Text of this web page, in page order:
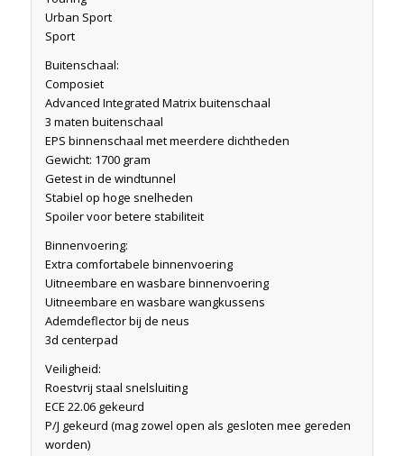
Urban Sport
Sport
Buitenschaal:
Composiet
Advanced Integrated Matrix buitenschaal
3 maten buitenschaal
EPS binnenschaal met meerdere dichtheden
Gewicht: 1700 gram
Getest in de windtunnel
Stabiel op hoge snelheden
Spoiler voor betere stabiliteit
Binnenvoering:
Extra comfortabele binnenvoering
Uitneembare en wasbare binnenvoering
Uitneembare en wasbare wangkussens
Ademdeflector bij de neus
3d centerpad
Veiligheid:
Roestvrij staal snelsluiting
ECE 22.06 gekeurd
P/J gekeurd (mag zowel open als gesloten mee gereden
worden)